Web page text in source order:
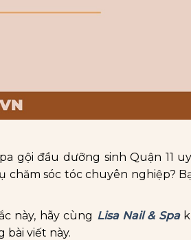
gội đầu dưỡng sinh Quận 11
chăm sóc tóc chuyên nghiệp?
này, hãy cùng Lisa Nail & Spa
bài viết này.